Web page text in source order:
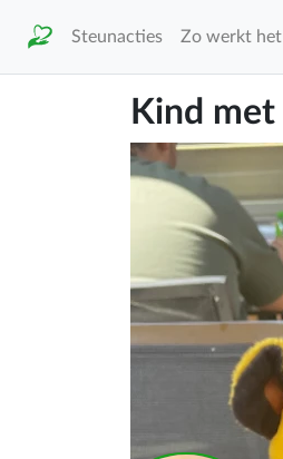
Steunacties Zo werkt het
Kind